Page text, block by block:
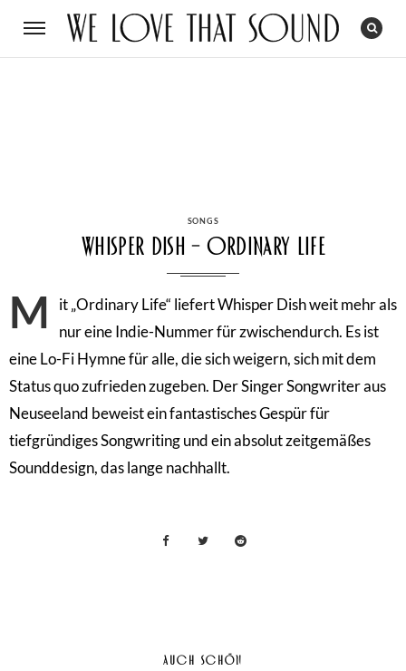
CATEGORIES
SONGS
Whisper Dish – Ordinary Life
M
it „Ordinary Life“ liefert Whisper Dish weit mehr als
nur eine Indie-Nummer für zwischendurch. Es ist
eine Lo-Fi Hymne für alle, die sich weigern, sich mit dem
Status quo zufrieden zugeben. Der Singer Songwriter aus
Neuseeland beweist ein fantastisches Gespür für
tiefgründiges Songwriting und ein absolut zeitgemäßes
Sounddesign, das lange nachhallt.
AUCH SCHÖN